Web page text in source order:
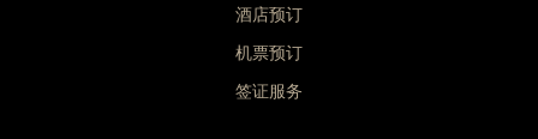
酒店预订
机票预订
签证服务